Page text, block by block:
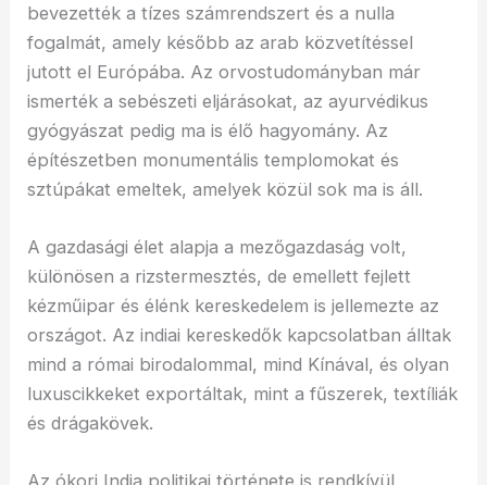
bevezették a tízes számrendszert és a nulla
fogalmát, amely később az arab közvetítéssel
jutott el Európába. Az orvostudományban már
ismerték a sebészeti eljárásokat, az ayurvédikus
gyógyászat pedig ma is élő hagyomány. Az
építészetben monumentális templomokat és
sztúpákat emeltek, amelyek közül sok ma is áll.
A gazdasági élet alapja a mezőgazdaság volt,
különösen a rizstermesztés, de emellett fejlett
kézműipar és élénk kereskedelem is jellemezte az
országot. Az indiai kereskedők kapcsolatban álltak
mind a római birodalommal, mind Kínával, és olyan
luxuscikkeket exportáltak, mint a fűszerek, textíliák
és drágakövek.